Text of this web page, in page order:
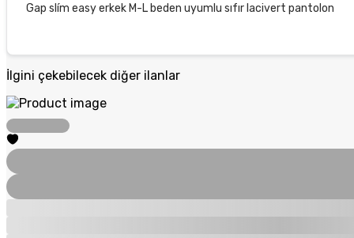
Gap slím easy erkek M-L beden uyumlu sıfır lacivert pantolon
İlgini çekebilecek diğer ilanlar